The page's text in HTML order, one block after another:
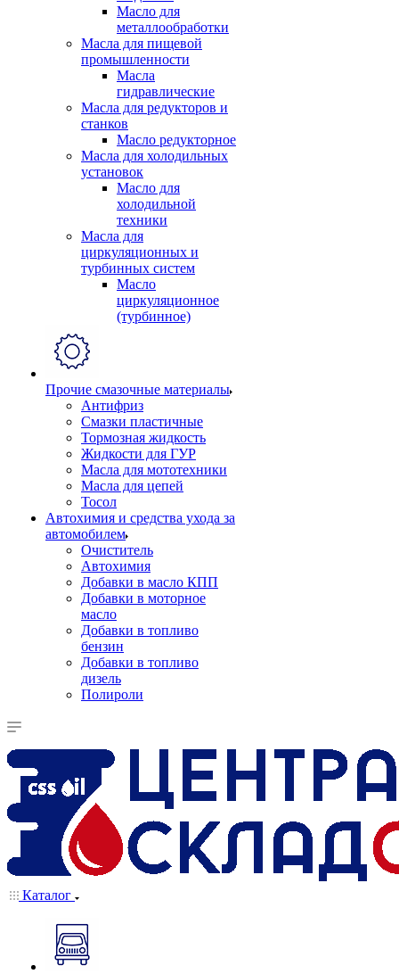
Масло для
металлообработки
Масла для пищевой
промышленности
Масла
гидравлические
Масла для редукторов и
станков
Масло редукторное
Масла для холодильных
установок
Масло для
холодильной
техники
Масла для
циркуляционных и
турбинных систем
Масло
циркуляционное
(турбинное)
Прочие смазочные материалы
Антифриз
Смазки пластичные
Тормозная жидкость
Жидкости для ГУР
Масла для мототехники
Масла для цепей
Тосол
Автохимия и средства ухода за
автомобилем
Очиститель
Автохимия
Добавки в масло КПП
Добавки в моторное
масло
Добавки в топливо
бензин
Добавки в топливо
дизель
Полироли
Каталог